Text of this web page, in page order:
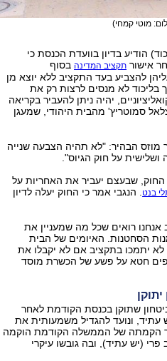
מוטי קמחי)
הודיע בדיון בוועדת הכנסת כי
אישור תקציב המדינהבסוף
להצביע בעד התקציב ללא יוצא מן
בליכוד לא מנסים לרצות רק את
יהיה ניתן להעביר בקריאה
סמוטריץ' מהבית היהודי, שמעגן
מוזס הבהיר: "לא תהיה הצבעה שנייה
על חוק הגיוס".
החוק, שבעצם יעביר את האחריות על
בנט
. הנגבי אמר כי החוק יעלה לדיון
רואים שכל מה שמעניין את
הסחטנות. האיומים של הבית
לא יתמכו בתקציב אם לא יקבלו את
חטא על פשע של הכשרת מוסד
שתוקן בכנסת הקודמת לאחר
ונועד להגדיל משמעותית את
הקמתה של הממשלה הקודמת הוקמה
(יש עתיד), ובה גובשו עיקרי